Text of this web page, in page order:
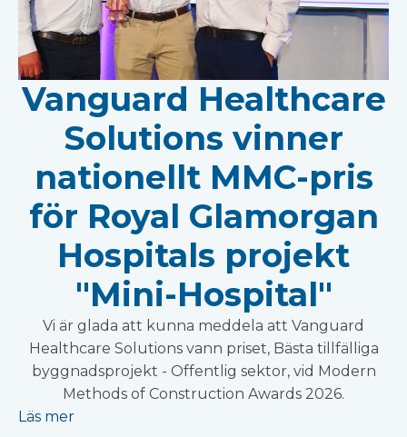
Vanguard Healthcare
Solutions vinner
nationellt MMC-pris
för Royal Glamorgan
Hospitals projekt
"Mini-Hospital"
Vi är glada att kunna meddela att Vanguard
Healthcare Solutions vann priset, Bästa tillfälliga
byggnadsprojekt - Offentlig sektor, vid Modern
Methods of Construction Awards 2026.
Läs mer